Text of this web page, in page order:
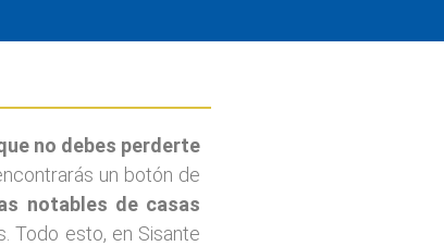
no debes perderte
un botón de
notables de casas
Todo esto, en Sisante